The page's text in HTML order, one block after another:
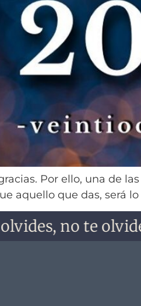
Por ello, una de
aquello que das, será
no te olvides.